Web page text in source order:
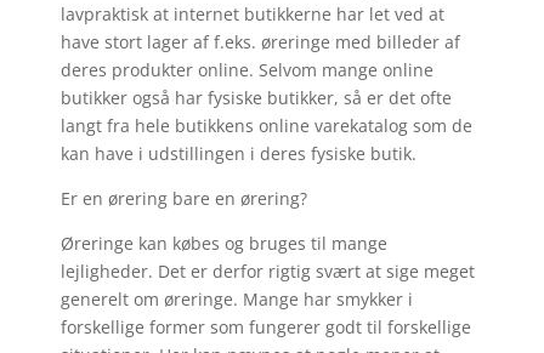
lavpraktisk at internet butikkerne har let ved at
have stort lager af f.eks. øreringe med billeder af
deres produkter online. Selvom mange online
butikker også har fysiske butikker, så er det ofte
langt fra hele butikkens online varekatalog som de
kan have i udstillingen i deres fysiske butik.
Er en ørering bare en ørering?
Øreringe kan købes og bruges til mange
lejligheder. Det er derfor rigtig svært at sige meget
generelt om øreringe. Mange har smykker i
forskellige former som fungerer godt til forskellige